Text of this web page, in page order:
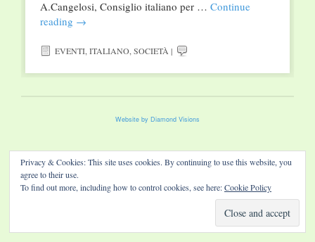
A.Cangelosi, Consiglio italiano per … Continue
reading →
EVENTI,ITALIANO,SOCIETÀ |
Website by Diamond Visions
Privacy & Cookies: This site uses cookies. By continuing to use this website, you
agree to their use.
To find out more, including how to control cookies, see here:Cookie Policy